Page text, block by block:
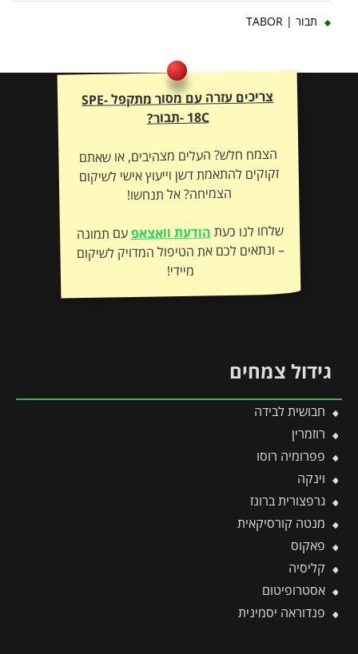
תבור | TABOR
צריכים עזרה עם מסור מתקפל SPE-
18C -תבור?
הצמח חלש? העלים מצהיבים, או שאתם
זקוקים להתאמת דשן וייעוץ אישי לשיקום
הצמיחה? אל תנחשו!
שלחו לנו כעתהודעת וואצאפעם תמונה
– ונתאים לכם את הטיפול המדויק לשיקום
מיידי!
גידול צמחים
חבושית לבידה
רוזמרין
פפרומיה רוסו
וינקה
גרפצורית ברונז
מנטה קורסיקאית
פאקוס
קליסיה
אסטרופיטום
פנדוראה יסמינית